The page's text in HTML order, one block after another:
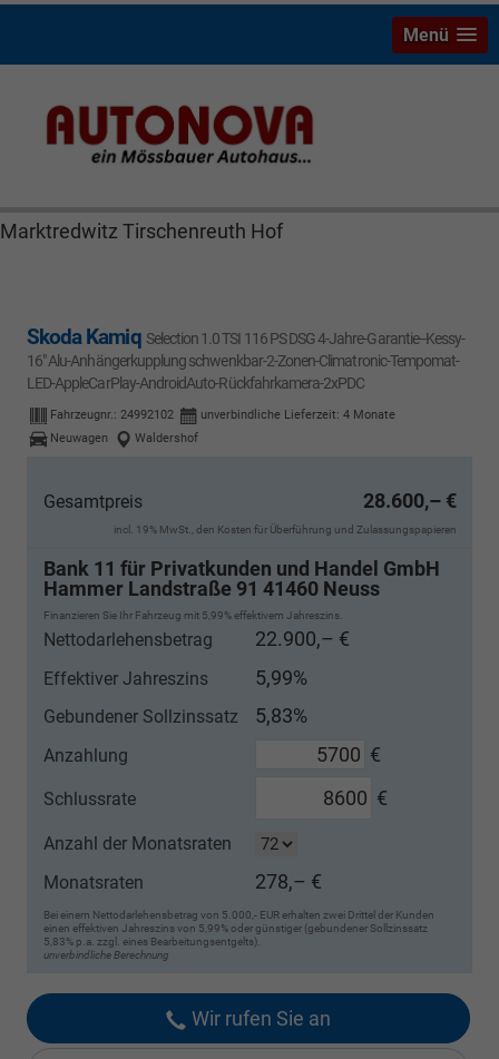
Skoda Kamiq Bayreuth Nützel Mössbauer Autonova
Brucker Räthel MGS Autohaus günstig Finanzierung
Marktredwitz Tirschenreuth Hof
Menü
Skoda Kamiq Selection 1.0 TSI 116 PS DSG 4-Jahre-Garantie--Kessy-
16" Alu-Anhängerkupplung schwenkbar-2-Zonen-Climatronic-Tempomat-
LED-AppleCarPlay-AndroidAuto-Rückfahrkamera-2xPDC
Fahrzeugnr.: 24992102 unverbindliche Lieferzeit: 4 Monate
Neuwagen
Waldershof
Gesamtpreis 28.600,– €
incl. 19% MwSt., den Kosten für Überführung und Zulassungspapieren
Bank 11 für Privatkunden und Handel GmbH
Hammer Landstraße 91 41460 Neuss
Finanzieren Sie Ihr Fahrzeug mit 5,99% effektivem Jahreszins.
Nettodarlehensbetrag 22.900,– €
Effektiver Jahreszins 5,99%
Gebundener Sollzinssatz 5,83%
Anzahlung €
Schlussrate €
Anzahl der Monatsraten
Monatsraten
278,– €
Bei einem Nettodarlehensbetrag von 5.000,- EUR erhalten zwei Drittel der Kunden
einen effektiven Jahreszins von 5,99% oder günstiger (gebundener Sollzinssatz
5,83% p.a. zzgl. eines Bearbeitungsentgelts).
unverbindliche Berechnung
Wir rufen Sie an